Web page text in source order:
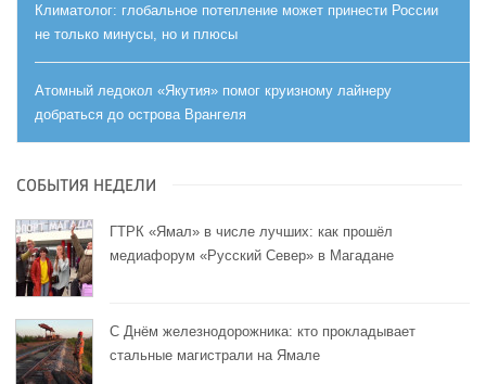
Климатолог: глобальное потепление может принести России
не только минусы, но и плюсы
Атомный ледокол «Якутия» помог круизному лайнеру
добраться до острова Врангеля
СОБЫТИЯ НЕДЕЛИ
ГТРК «Ямал» в числе лучших: как прошёл
медиафорум «Русский Север» в Магадане
С Днём железнодорожника: кто прокладывает
стальные магистрали на Ямале